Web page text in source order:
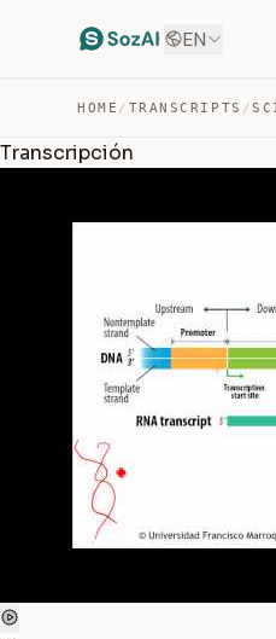
EN
HOME / TRANSCRIPTS /
Transcripción